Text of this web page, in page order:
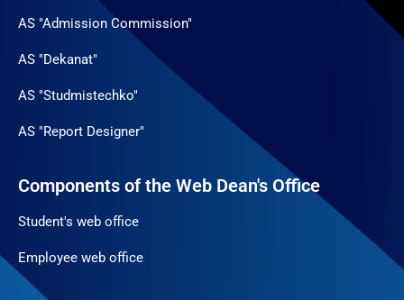
AS "Admission Commission"
AS "Dekanat"
AS "Studmistechko"
AS "Report Designer"
Components of the Web Dean's Office
Student's web office
Employee web office